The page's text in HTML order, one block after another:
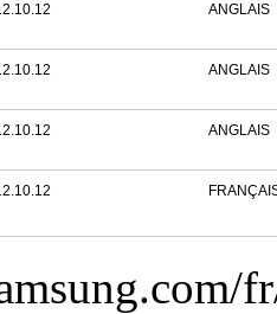
ANGLAIS
ANGLAIS
ANGLAIS